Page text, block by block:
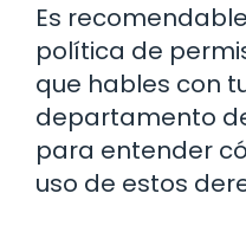
Es
política de
que hables con
departamento
para entender
uso de estos